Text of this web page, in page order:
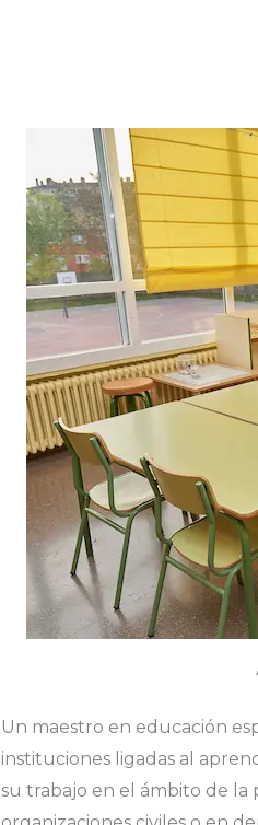
Un maestro en educación
instituciones ligadas al
su trabajo en el ámbito de la